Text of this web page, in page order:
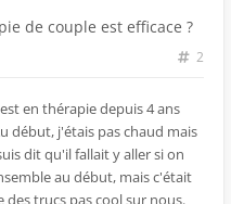
de couple est efficace ?
2
en thérapie depuis 4 ans
début, j'étais pas chaud mais
dit qu'il fallait y aller si on
au début, mais c'était
trucs pas cool sur nous.